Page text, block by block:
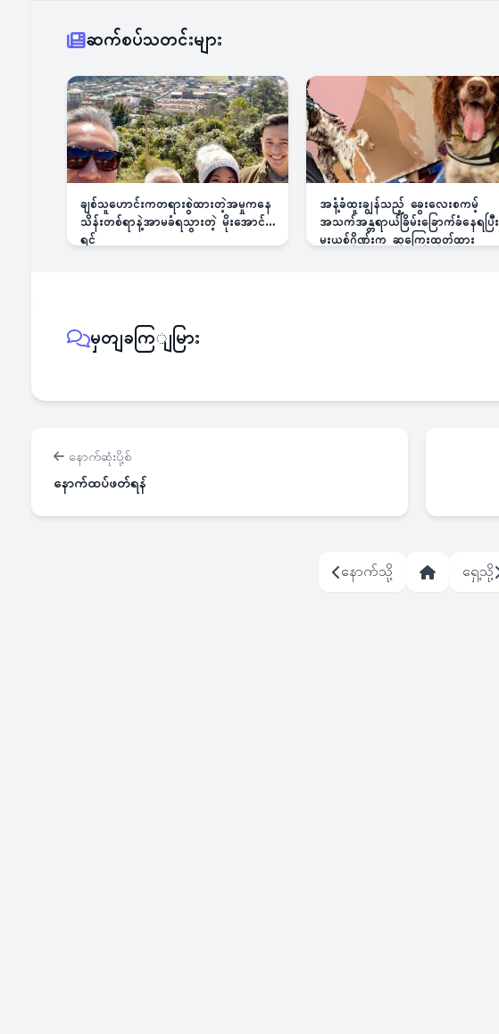
ဆက်စပ်သတင်းများ
ချစ်သူဟောင်းကတရားစွဲထားတဲ့အမှုကနေ
သိန်းတစ်ရာနဲ့အာမခံရသွားတဲ့ မိုးအောင်
ရင်
အနံ့ခံထူးချွန်သည့် ခွေးလေးစကမ့်
အသက်အန္တရာယ်ခြိမ်းခြောက်ခံနေရပြီး
မူးယစ်ဂိုဏ်းက ဆုကြေးထုတ်ထား
မှတျခကြျမြား
နောက်ဆုံးပို့စ်
နောက်ထပ်ဖတ်ရန်
နောက်သို့ ရှေ့သို့